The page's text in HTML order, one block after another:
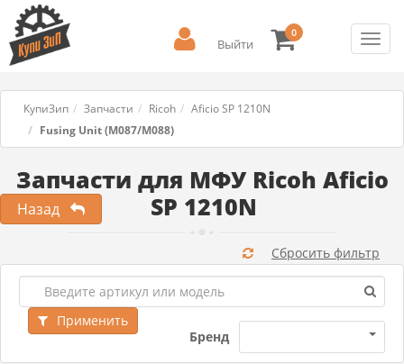
Выйти
0
КупиЗип Запчасти Ricoh
Aficio SP 1210N
Fusing Unit (M087/M088)
Запчасти для МФУ Ricoh Aficio
SP 1210N
Назад
Бренд
Применить
Сбросить фильтр